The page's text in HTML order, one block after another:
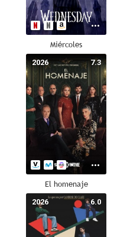
Miércoles
7.3
2026
El homenaje
6.0
2026